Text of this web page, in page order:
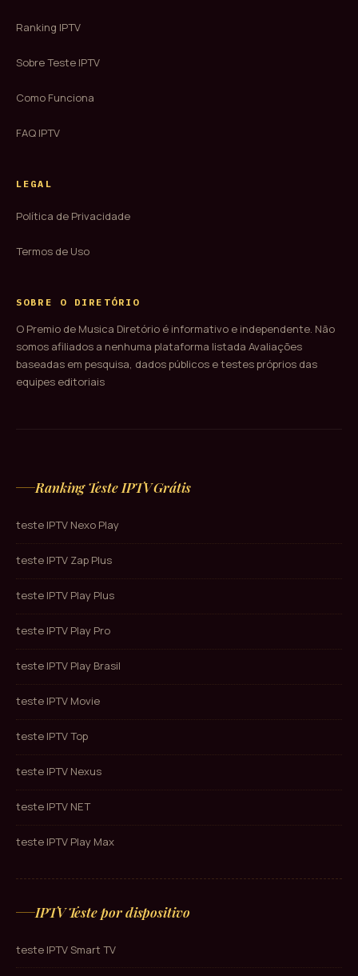
Ranking IPTV
Sobre Teste IPTV
Como Funciona
FAQ IPTV
LEGAL
Política de Privacidade
Termos de Uso
SOBRE O DIRETÓRIO
O Premio de Musica Diretório é informativo e independente. Não
somos afiliados a nenhuma plataforma listada Avaliações
baseadas em pesquisa, dados públicos e testes próprios das
equipes editoriais
Ranking Teste IPTV Grátis
teste IPTV Nexo Play
teste IPTV Zap Plus
teste IPTV Play Plus
teste IPTV Play Pro
teste IPTV Play Brasil
teste IPTV Movie
teste IPTV Top
teste IPTV Nexus
teste IPTV NET
teste IPTV Play Max
IPTV Teste por dispositivo
teste IPTV Smart TV